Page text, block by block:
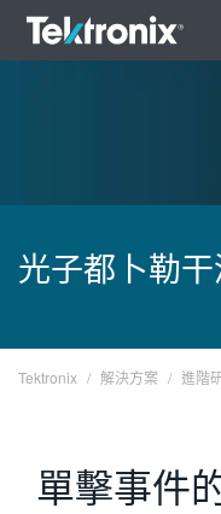
FRANÇAIS
VIỆT NAM
日本語
光子都卜勒
Tektronix 解決方案 進階
單擊事件